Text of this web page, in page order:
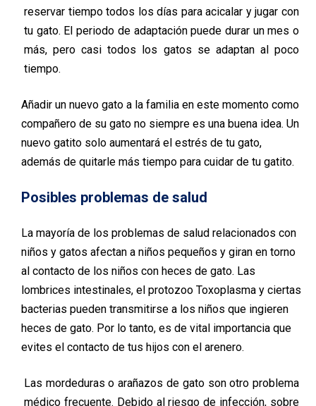
reservar tiempo todos los días para acicalar y jugar con
tu gato. El periodo de adaptación puede durar un mes o
más, pero casi todos los gatos se adaptan al poco
tiempo.
Añadir un nuevo gato a la familia en este momento como
compañero de su gato no siempre es una buena idea. Un
nuevo gatito solo aumentará el estrés de tu gato,
además de quitarle más tiempo para cuidar de tu gatito.
Posibles problemas de salud
La mayoría de los problemas de salud relacionados con
niños y gatos afectan a niños pequeños y giran en torno
al contacto de los niños con heces de gato. Las
lombrices intestinales, el protozoo Toxoplasma y ciertas
bacterias pueden transmitirse a los niños que ingieren
heces de gato. Por lo tanto, es de vital importancia que
evites el contacto de tus hijos con el arenero.
Las mordeduras o arañazos de gato son otro problema
médico frecuente. Debido al riesgo de infección, sobre